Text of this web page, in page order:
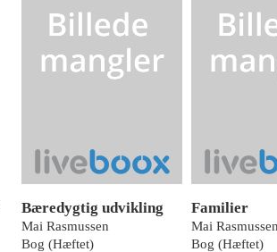
Bæredygtig udvikling
Mai Rasmussen
Bog (Hæftet)
Familier
Mai Rasmussen
Bog (Hæftet)